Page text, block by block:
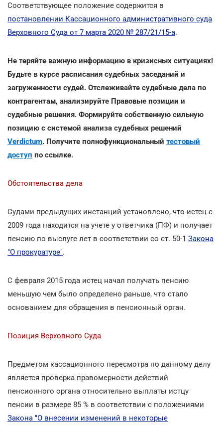
Соответствующее положение содержится в
постановлении Кассационного административного суда
Верховного Суда от 7 марта 2020 № 287/21/15-а.
Не теряйте важную информацию в кризисных ситуациях!
Будьте в курсе расписания судебных заседаний и
загруженности судей. Отслеживайте судебные дела по
контрагентам, анализируйте Правовые позиции и
судебные решения. Формируйте собственную сильную
позицию с системой анализа судебных решений
Verdictum. Получите полнофункциональный тестовый
доступ по ссылке.
Обстоятельства дела
Судами предыдущих инстанций установлено, что истец с
2009 года находится на учете у ответчика (ПФ) и получает
пенсию по выслуге лет в соответствии со ст. 50-1 Закона
"О прокуратуре".
С февраля 2015 года истец начал получать пенсию
меньшую чем было определено раньше, что стало
основанием для обращения в пенсионный орган.
Позиция Верховного Суда
Предметом кассационного пересмотра по данному делу
является проверка правомерности действий
пенсионного органа относительно выплаты истцу
пенсии в размере 85 % в соответствии с положениями
Закона "О внесении изменений в некоторые